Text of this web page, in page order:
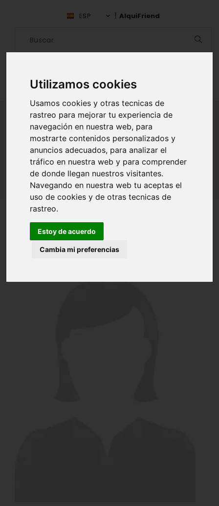
Utilizamos cookies
Usamos cookies y otras tecnicas de
rastreo para mejorar tu experiencia de
navegación en nuestra web, para
mostrarte contenidos personalizados y
anuncios adecuados, para analizar el
tráfico en nuestra web y para comprender
de donde llegan nuestros visitantes.
Navegando en nuestra web tu aceptas el
uso de cookies y de otras tecnicas de
rastreo.
Estoy de acuerdo
Cambia mi preferencias
ESP AlquiFriend
ALQUILAR AMIGO
Inicio Amigos Maipo Renato San Martin